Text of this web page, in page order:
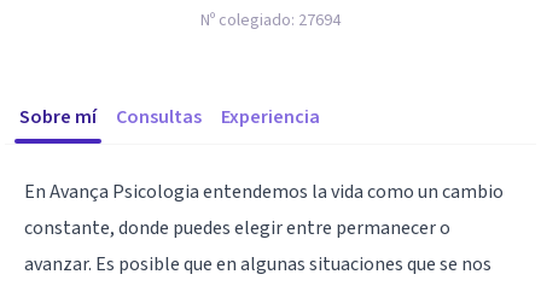
Nº colegiado: 27694
Sobre mí Consultas Experiencia
En Avança Psicologia entendemos la vida como un cambio
constante, donde puedes elegir entre permanecer o
avanzar. Es posible que en algunas situaciones que se nos